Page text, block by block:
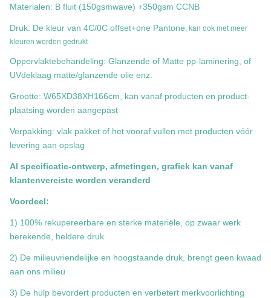
Materialen: B fluit (150gsmwave) +350gsm CCNB
Druk: De kleur van 4C/0C offset+one Pantone, kan ook met meer
kleuren worden gedrukt
Oppervlaktebehandeling: Glanzende of Matte pp-laminering, of
UVdeklaag matte/glanzende olie enz.
Grootte: W65XD38XH166cm, kan vanaf producten en product-
plaatsing worden aangepast
Verpakking: vlak pakket of het vooraf vullen met producten vóór
levering aan opslag
Al specificatie-ontwerp, afmetingen, grafiek kan vanaf
klantenvereiste worden veranderd
Voordeel:
1) 100% rekupereerbare en sterke materiële, op zwaar werk
berekende, heldere druk
2) De milieuvriendelijke en hoogstaande druk, brengt geen kwaad
aan ons milieu
3) De hulp bevordert producten en verbetert merkvoorlichting